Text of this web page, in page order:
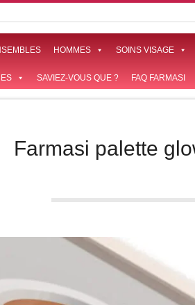
HOMMES SOINS VISAGE
SAVIEZ-VOUS QUE ? FAQ FARMASI
Farmasi palette